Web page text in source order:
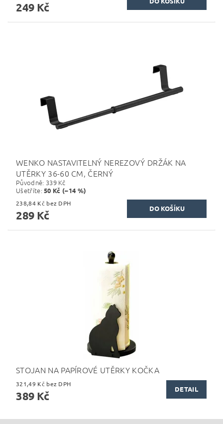
249 Kč
WENKO NASTAVITELNÝ NEREZOVÝ DRŽÁK NA
UTĚRKY 36-60 CM, ČERNÝ
Původně: 339 Kč
Ušetříte:50 Kč (–14 %)
238,84 Kč bez DPH
289 Kč
STOJAN NA PAPÍROVÉ UTĚRKY KOČKA
321,49 Kč bez DPH
389 Kč DETAIL